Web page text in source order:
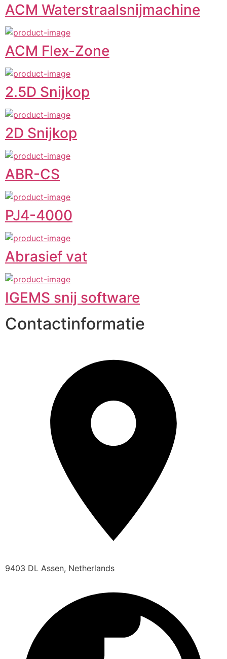
ACM Waterstraalsnijmachine
ACM Flex-Zone
2.5D Snijkop
2D Snijkop
ABR-CS
PJ4-4000
Abrasief vat
IGEMS snij software
Contactinformatie
9403 DL Assen, Netherlands